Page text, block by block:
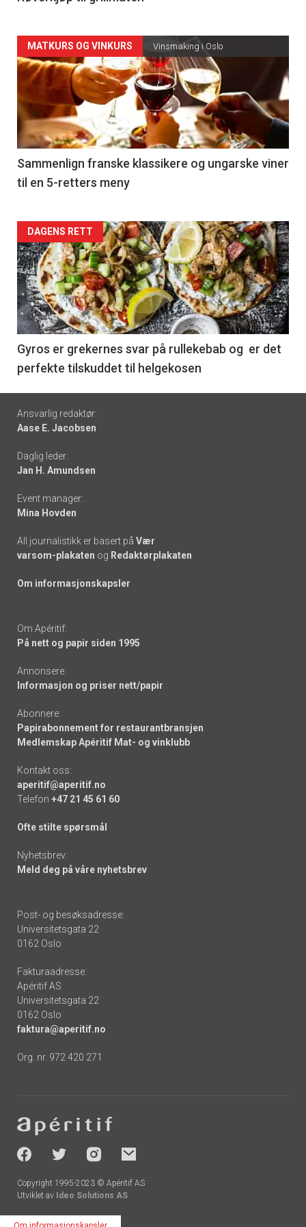
Forsiden
akkurat
nå
-
5
MATKURS OG VINKURS Vinsmaking i Oslo
Sammenlign franske klassikere og ungarske viner
til en 5-retters meny
Forsiden
akkurat
nå
-
6
DAGENS RETT
Gyros er grekernes svar på rullekebab og er det
perfekte tilskuddet til helgekosen
Footer
-
links
Ansvarlig redaktør:
Aase E. Jacobsen
Daglig leder:
Jan H. Amundsen
Event manager:
Mina Hovden
All journalistikk er basert på Vær
varsom-plakaten og Redaktørplakaten
Om informasjonskapsler
Om Apéritif:
På nett og papir siden 1995
Annonsere:
Informasjon og priser nett/papir
Abonnere:
Papirabonnement for restaurantbransjen
Medlemskap Apéritif Mat- og vinklubb
Kontakt oss:
aperitif@aperitif.no
Telefon +47 21 45 61 60
Ofte stilte spørsmål
Nyhetsbrev:
Meld deg på våre nyhetsbrev
Post- og besøksadresse:
Universitetsgata 22
0162 Oslo
Fakturaadresse:
Apéritif AS
Universitetsgata 22
0162 Oslo
faktura@aperitif.no
Org. nr. 972 420 271
-
socials
Copyright 1995-2023 © Apéritif AS
Utviklet av Ideo Solutions AS